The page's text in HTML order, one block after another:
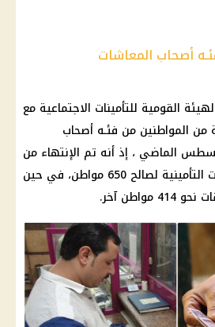
أصحاب المعاشات
القومية للتأمينات الاجتماعية مع
أصحاب
الماضي ، إذ أنه تم الإنتهاء من
المستحقات التأمينية لصالح 650 مواطن، في حين
آخر.